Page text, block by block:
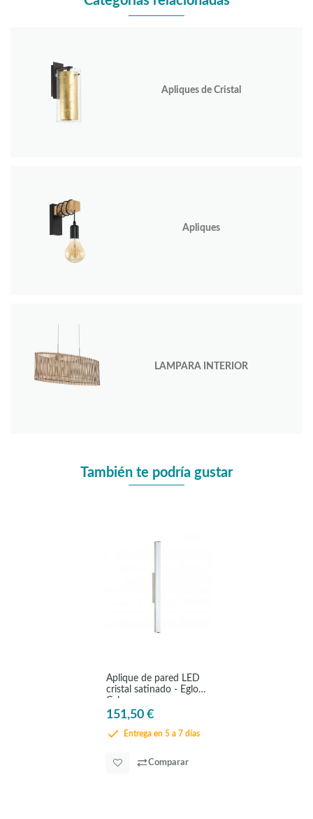
Apliques de Cristal
Apliques
LAMPARA INTERIOR
También te podría gustar
Aplique de pared LED
cristal satinado - Eglo
Calnova
151,50 €
Entrega en 5 a 7 días
Comparar